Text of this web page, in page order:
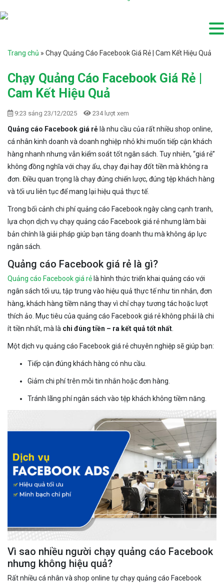
Trang chủ » Chạy Quảng Cáo Facebook Giá Rẻ | Cam Kết Hiệu Quả
Chạy Quảng Cáo Facebook Giá Rẻ |
Cam Kết Hiệu Quả
9:23 sáng 23/12/2025 234 lượt xem
Quảng cáo Facebook giá rẻ là nhu cầu của rất nhiều shop online,
cá nhân kinh doanh và doanh nghiệp nhỏ khi muốn tiếp cận khách
hàng nhanh nhưng vẫn kiểm soát tốt ngân sách. Tuy nhiên, “giá rẻ”
không đồng nghĩa với chạy ẩu, chạy đại hay đốt tiền mà không ra
đơn. Điều quan trọng là chạy đúng chiến lược, đúng tệp khách hàng
và tối ưu liên tục để mang lại hiệu quả thực tế.
Trong bối cảnh chi phí quảng cáo Facebook ngày càng cạnh tranh,
lựa chọn dịch vụ chạy quảng cáo Facebook giá rẻ nhưng làm bài
bản chính là giải pháp giúp bạn tăng doanh thu mà không áp lực
ngân sách.
Quảng cáo Facebook giá rẻ là gì?
Quảng cáo Facebook giá rẻ là hình thức triển khai quảng cáo với
ngân sách tối ưu, tập trung vào hiệu quả thực tế như tin nhắn, đơn
hàng, khách hàng tiềm năng thay vì chỉ chạy tương tác hoặc lượt
thích ảo. Mục tiêu của quảng cáo Facebook giá rẻ không phải là chi
ít tiền nhất, mà là chi đúng tiền – ra kết quả tốt nhất
Một dịch vụ quảng cáo Facebook giá rẻ chuyên nghiệp sẽ giúp bạn:
Tiếp cận đúng khách hàng có nhu cầu.
Giảm chi phí trên mỗi tin nhắn hoặc đơn hàng.
Tránh lãng phí ngân sách vào tệp khách không tiềm năng.
Vì sao nhiều người chạy quảng cáo Facebook
nhưng không hiệu quả?
Rất nhiều cá nhân và shop online tự chạy quảng cáo Facebook